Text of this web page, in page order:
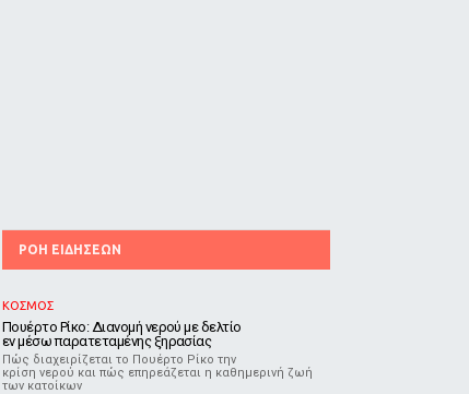
ΡΟΗ ΕΙΔΗΣΕΩΝ
ΚΟΣΜΟΣ
Πουέρτο Ρίκο: Διανομή νερού με δελτίο
εν μέσω παρατεταμένης ξηρασίας
Πώς διαχειρίζεται το Πουέρτο Ρίκο την
κρίση νερού και πώς επηρεάζεται η καθημερινή ζωή
των κατοίκων